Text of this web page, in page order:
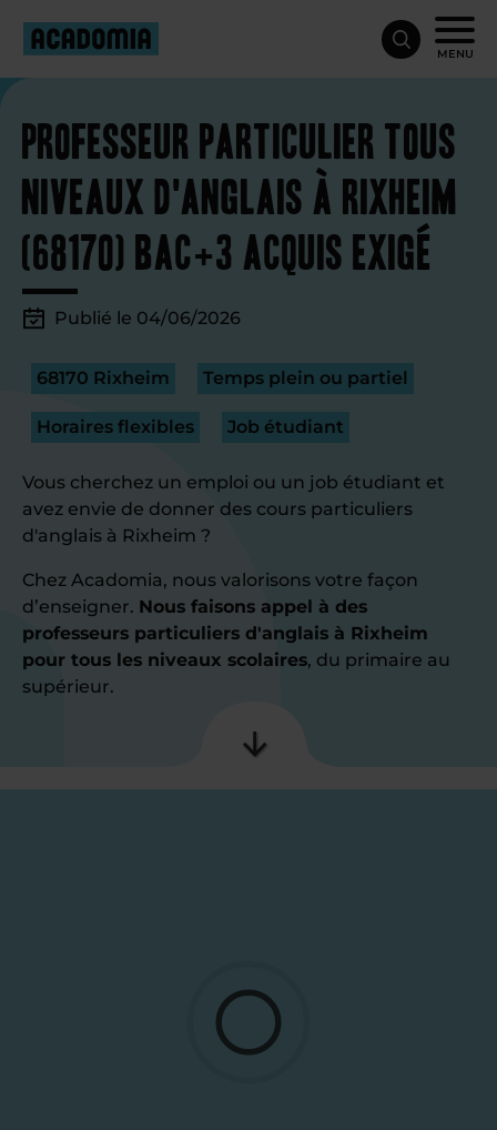
MENU
Professeur particulier tous
niveaux d'anglais à Rixheim
(68170) Bac+3 acquis exigé
Publié le 04/06/2026
68170 Rixheim Temps plein ou partiel
Horaires flexibles Job étudiant
Vous cherchez un emploi ou un job étudiant et
avez envie de donner des cours particuliers
d'anglais à Rixheim ?
Chez Acadomia, nous valorisons votre façon
d’enseigner. Nous faisons appel à des
professeurs particuliers d'anglais à Rixheim
pour tous les niveaux scolaires, du primaire au
supérieur.